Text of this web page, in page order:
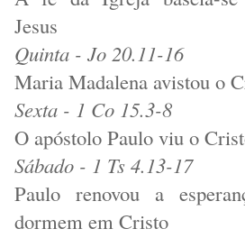
Jesus
Quinta - Jo 20.11-16
Maria Madalena avistou o
Sexta - 1 Co 15.3-8
O apóstolo Paulo viu o
Sábado - 1 Ts 4.13-17
Paulo renovou a
dormem em Cristo